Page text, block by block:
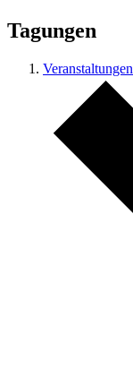
Tagungen
Veranstaltungen